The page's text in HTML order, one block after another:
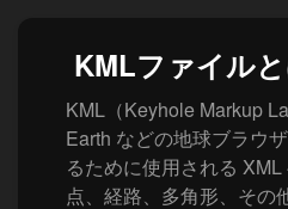
KMLファイル
KML（Keyhole Markup
Earth などの地球ブラウ
るために使用される
点、経路、多角形、その